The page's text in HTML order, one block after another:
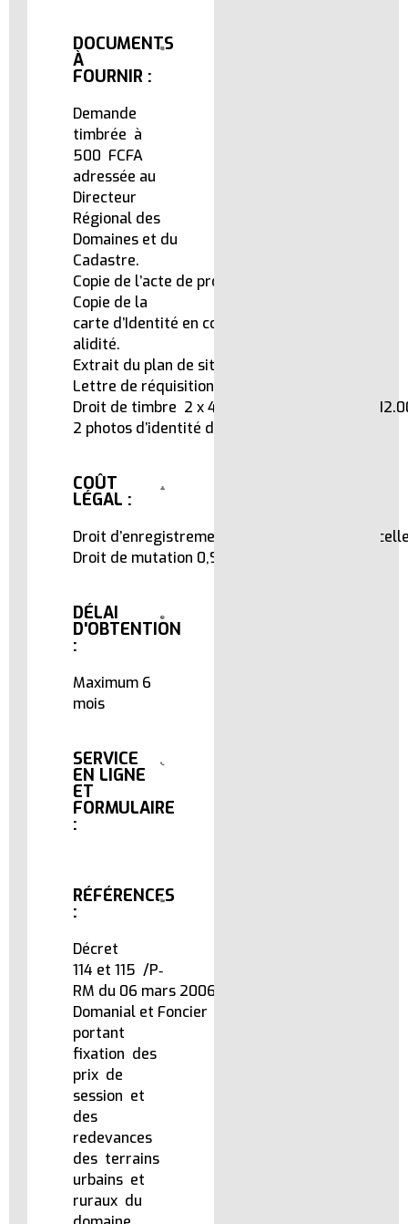
DOCUMENTS
À
FOURNIR :
Demande
timbrée à
500 FCFA
adressée au
Directeur
Régional des
Domaines et du
Cadastre.
Copie de l’acte de propriété de la parcelle.
Copie de la
carte d’Identité en cours dev
alidité.
Extrait du plan de situation de la parcelle.
Lettre de réquisition.
Droit de timbre 2 x 4 feuilles x 1.500 FCFA =
2 photos d’identité du requérant.
COÛT
LÉGAL :
Droit d’enregistrement 15% du prix de la
Droit de mutation 0,9%
DÉLAI
D'OBTENTION
:
Maximum 6
mois
SERVICE
EN LIGNE
ET
FORMULAIRE
:
RÉFÉRENCES
:
Décret
114 et 115 /P‐
RM du 06 mars 2006 du Code
Domanial et Foncier
portant
fixation des
prix de
session et
des
redevances
des terrains
urbains et
ruraux du